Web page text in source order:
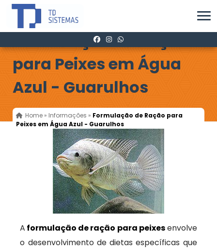
Formulação de Ração
para Peixes em Água
Azul - Guarulhos
Home » Informações » Formulação de Ração para
Peixes em Água Azul - Guarulhos
A formulação de ração para peixesenvolve
o desenvolvimento de dietas específicas que